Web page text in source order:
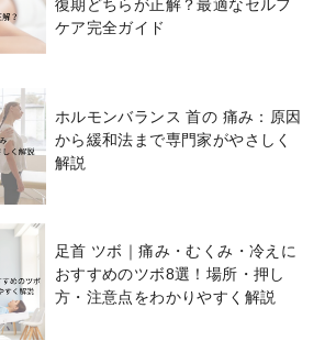
復期どちらが正解？最適なセルフ
ケア完全ガイド
ホルモンバランス 首の 痛み：原因
から緩和法まで専門家がやさしく
解説
足首 ツボ｜痛み・むくみ・冷えに
おすすめのツボ8選！場所・押し
方・注意点をわかりやすく解説